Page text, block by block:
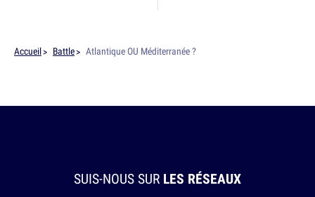
Accueil Battle Atlantique OU Méditerranée ?
SUIS-NOUS SUR LES RÉSEAUX